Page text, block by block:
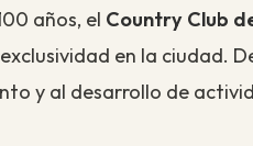
años, el Country Club
en la ciudad.
y al desarrollo de